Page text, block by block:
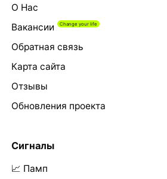
О Нас
Вакансии
Обратная связь
Карта сайта
Отзывы
Обновления проекта
Сигналы
📈 Памп